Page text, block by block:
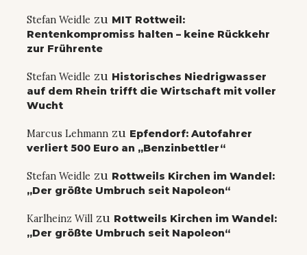
Stefan Weidle zu MIT Rottweil:
Rentenkompromiss halten – keine Rückkehr
zur Frührente
Stefan Weidle zu Historisches Niedrigwasser
auf dem Rhein trifft die Wirtschaft mit voller
Wucht
Marcus Lehmann zu Epfendorf: Autofahrer
verliert 500 Euro an „Benzinbettler“
Stefan Weidle zu Rottweils Kirchen im Wandel:
„Der größte Umbruch seit Napoleon“
Karlheinz Will zu Rottweils Kirchen im Wandel:
„Der größte Umbruch seit Napoleon“